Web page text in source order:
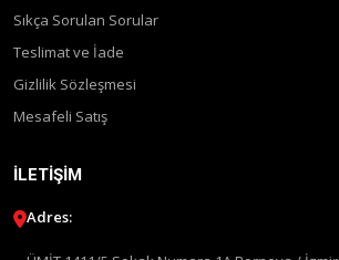
Sıkça Sorulan Sorular
Teslimat ve İade
Gizlilik Sözleşmesi
Mesafeli Satış
İLETIŞIM
Adres: